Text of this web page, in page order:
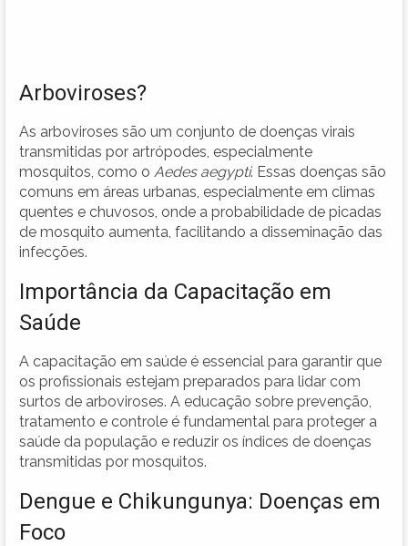
Arboviroses?
As arboviroses são um conjunto de doenças virais
transmitidas por artrópodes, especialmente
mosquitos, como o Aedes aegypti. Essas doenças são
comuns em áreas urbanas, especialmente em climas
quentes e chuvosos, onde a probabilidade de picadas
de mosquito aumenta, facilitando a disseminação das
infecções.
Importância da Capacitação em
Saúde
A capacitação em saúde é essencial para garantir que
os profissionais estejam preparados para lidar com
surtos de arboviroses. A educação sobre prevenção,
tratamento e controle é fundamental para proteger a
saúde da população e reduzir os índices de doenças
transmitidas por mosquitos.
Dengue e Chikungunya: Doenças em
Foco